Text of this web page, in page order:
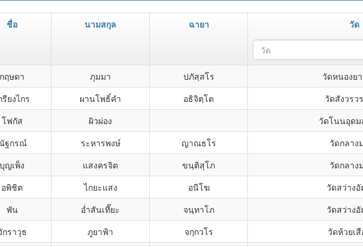
ชื่อ นามสกุล ฉายา วัด
วัด
กฤษดา ภุมมา ปภัสฺสโร วัดหนองย
รียงไกร ผานโพธิ์คำ อธิจิตฺโต วัดสังวรว
โฟกัส ผิวผ่อง วัดโนนอุด
ฐกรณ์ ระหารพงษ์ ญาณธโร วัดกลาง
บุญเพ็ง แสงครจิต ขนฺติสุโภ วัดกลาง
อพิชิต ไกยะแสง อนีโฆ วัดสว่าง
พัน อ่ำสันเที๊ยะ จนฺทาโภ วัดสว่าง
กราวุธ ภูยาฟ้า จกฺกวโร วัดห้วยเ